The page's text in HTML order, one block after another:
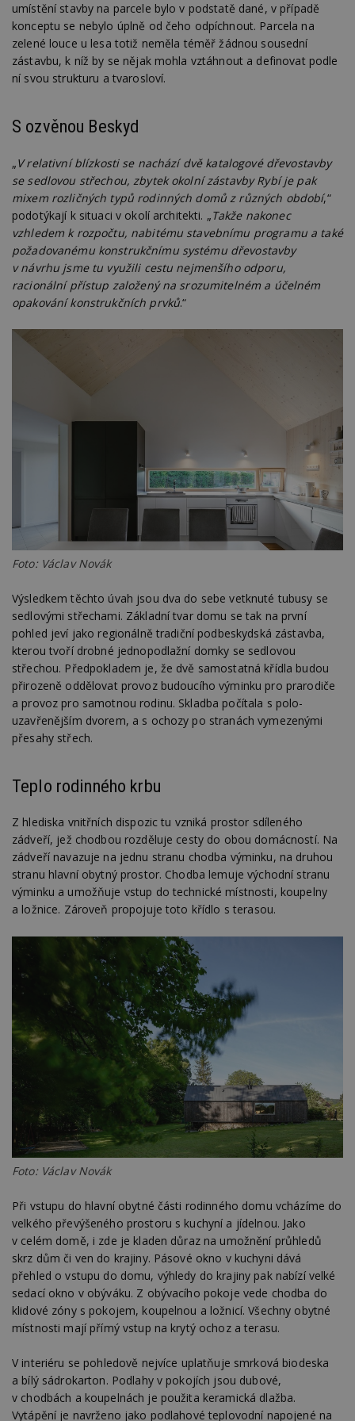
umístění stavby na parcele bylo v podstatě dané, v případě
konceptu se nebylo úplně od čeho odpíchnout. Parcela na
zelené louce u lesa totiž neměla téměř žádnou sousední
zástavbu, k níž by se nějak mohla vztáhnout a definovat podle
ní svou strukturu a tvarosloví.
S ozvěnou Beskyd
„V relativní blízkosti se nachází dvě katalogové dřevostavby
se sedlovou střechou, zbytek okolní zástavby Rybí je pak
mixem rozličných typů rodinných domů z různých období,“
podotýkají k situaci v okolí architekti. „Takže nakonec
vzhledem k rozpočtu, nabitému stavebnímu programu a také
požadovanému konstrukčnímu systému dřevostavby
v návrhu jsme tu využili cestu nejmenšího odporu,
racionální přístup založený na srozumitelném a účelném
opakování konstrukčních prvků.“
Foto: Václav Novák
Výsledkem těchto úvah jsou dva do sebe vetknuté tubusy se
sedlovými střechami. Základní tvar domu se tak na první
pohled jeví jako regionálně tradiční podbeskydská zástavba,
kterou tvoří drobné jednopodlažní domky se sedlovou
střechou. Předpokladem je, že dvě samostatná křídla budou
přirozeně oddělovat provoz budoucího výminku pro prarodiče
a provoz pro samotnou rodinu. Skladba počítala s polo-
uzavřenějším dvorem, a s ochozy po stranách vymezenými
přesahy střech.
Teplo rodinného krbu
Z hlediska vnitřních dispozic tu vzniká prostor sdíleného
zádveří, jež chodbou rozděluje cesty do obou domácností. Na
zádveří navazuje na jednu stranu chodba výminku, na druhou
stranu hlavní obytný prostor. Chodba lemuje východní stranu
výminku a umožňuje vstup do technické místnosti, koupelny
a ložnice. Zároveň propojuje toto křídlo s terasou.
Foto: Václav Novák
Při vstupu do hlavní obytné části rodinného domu vcházíme do
velkého převýšeného prostoru s kuchyní a jídelnou. Jako
v celém domě, i zde je kladen důraz na umožnění průhledů
skrz dům či ven do krajiny. Pásové okno v kuchyni dává
přehled o vstupu do domu, výhledy do krajiny pak nabízí velké
sedací okno v obýváku. Z obývacího pokoje vede chodba do
klidové zóny s pokojem, koupelnou a ložnicí. Všechny obytné
místnosti mají přímý vstup na krytý ochoz a terasu.
V interiéru se pohledově nejvíce uplatňuje smrková biodeska
a bílý sádrokarton. Podlahy v pokojích jsou dubové,
v chodbách a koupelnách je použita keramická dlažba.
Vytápění je navrženo jako podlahové teplovodní napojené na